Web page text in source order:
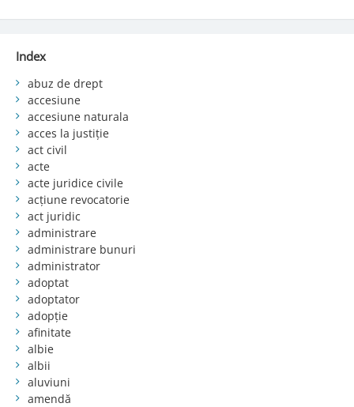
Index
abuz de drept
accesiune
accesiune naturala
acces la justiție
act civil
acte
acte juridice civile
acțiune revocatorie
act juridic
administrare
administrare bunuri
administrator
adoptat
adoptator
adopție
afinitate
albie
albii
aluviuni
amendă